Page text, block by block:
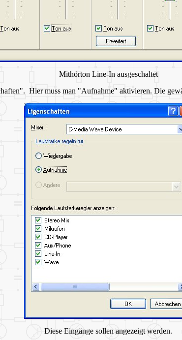
Mithörton Line-In ausgeschaltet
Hier muss man "Aufnahme" aktivieren. Die
Diese Eingänge sollen angezeigt werden.